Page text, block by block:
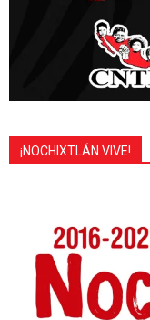
¡NOCHIXTLÁN VIVE!